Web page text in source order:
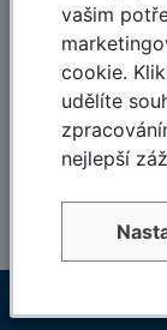
Skvělé
Které vás
vašim
cookie.
udělíte
nejlepší